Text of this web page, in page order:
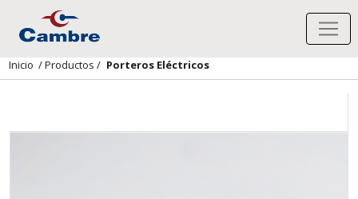
Inicio /Productos / Porteros Eléctricos